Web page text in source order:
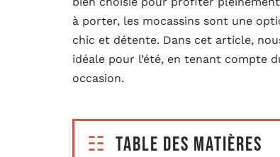
à porter, les mocassins sont une
chic et détente. Dans cet article,
idéale pour l’été, en tenant compte
occasion.
Table des matières